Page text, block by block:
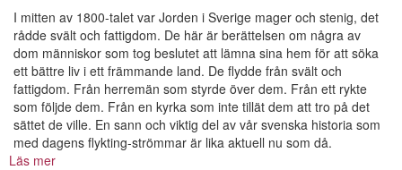
I mitten av 1800-talet var Jorden i Sverige mager och stenig, det
rådde svält och fattigdom. De här är berättelsen om några av
dom människor som tog beslutet att lämna sina hem för att söka
ett bättre liv i ett främmande land. De flydde från svält och
fattigdom. Från herremän som styrde över dem. Från ett rykte
som följde dem. Från en kyrka som inte tillät dem att tro på det
sättet de ville. En sann och viktig del av vår svenska historia som
med dagens flykting-strömmar är lika aktuell nu som då.
Läs mer